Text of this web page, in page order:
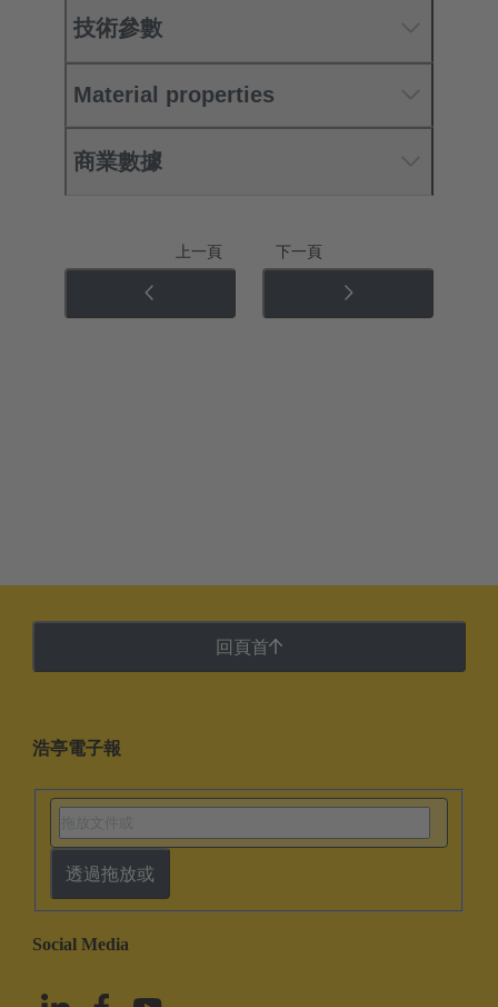
技術參數
Material properties
商業數據
上一頁 下一頁
回頁首
浩亭電子報
透過拖放或
Social Media